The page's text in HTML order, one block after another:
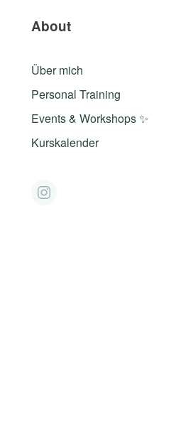
About
Über mich
Personal Training
Events & Workshops ✨
Kurskalender